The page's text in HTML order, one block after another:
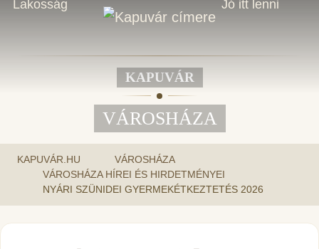
Lakosság Jó itt lenni
KAPUVÁR
VÁROSHÁZA
KAPUVÁR.HU
VÁROSHÁZA
VÁROSHÁZA HÍREI ÉS HIRDETMÉNYEI
NYÁRI SZÜNIDEI GYERMEKÉTKEZTETÉS 2026